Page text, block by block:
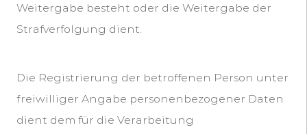
Weitergabe besteht oder die Weitergabe der
Strafverfolgung dient.
Die Registrierung der betroffenen Person unter
freiwilliger Angabe personenbezogener Daten
dient dem für die Verarbeitung